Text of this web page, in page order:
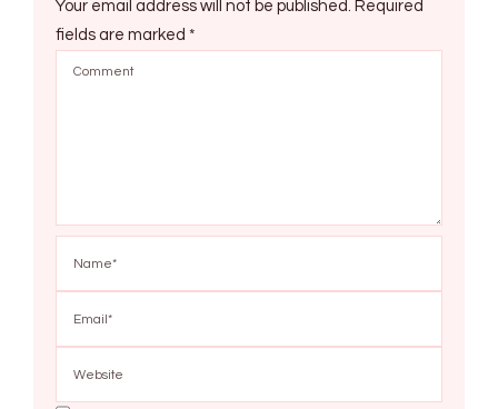
Your email address will not be published. Required
fields are marked *